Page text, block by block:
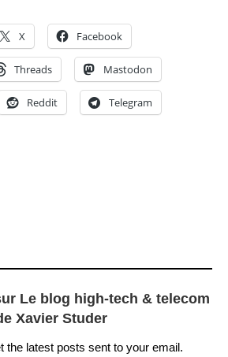
X Facebook
Threads Mastodon
Reddit Telegram
Le blog high-tech & telecom
Xavier Studer
the latest posts sent to your email.